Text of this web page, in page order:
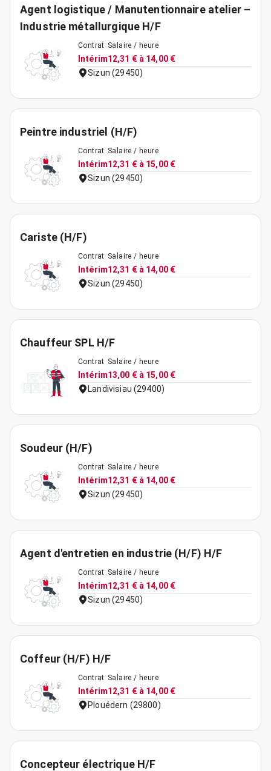
Agent logistique / Manutentionnaire atelier –
Industrie métallurgique H/F
Contrat
Intérim
Salaire / heure
12,31 € à 14,00 €
Sizun (29450)
Peintre industriel (H/F)
Contrat
Intérim
Salaire / heure
12,31 € à 15,00 €
Sizun (29450)
Cariste (H/F)
Contrat
Intérim
Salaire / heure
12,31 € à 14,00 €
Sizun (29450)
Chauffeur SPL H/F
Contrat
Intérim
Salaire / heure
13,00 € à 15,00 €
Landivisiau (29400)
Soudeur (H/F)
Contrat
Intérim
Salaire / heure
12,31 € à 14,00 €
Sizun (29450)
Agent d'entretien en industrie (H/F) H/F
Contrat
Intérim
Salaire / heure
12,31 € à 14,00 €
Sizun (29450)
Coffeur (H/F) H/F
Contrat
Intérim
Salaire / heure
12,31 € à 14,00 €
Plouédern (29800)
Concepteur électrique H/F